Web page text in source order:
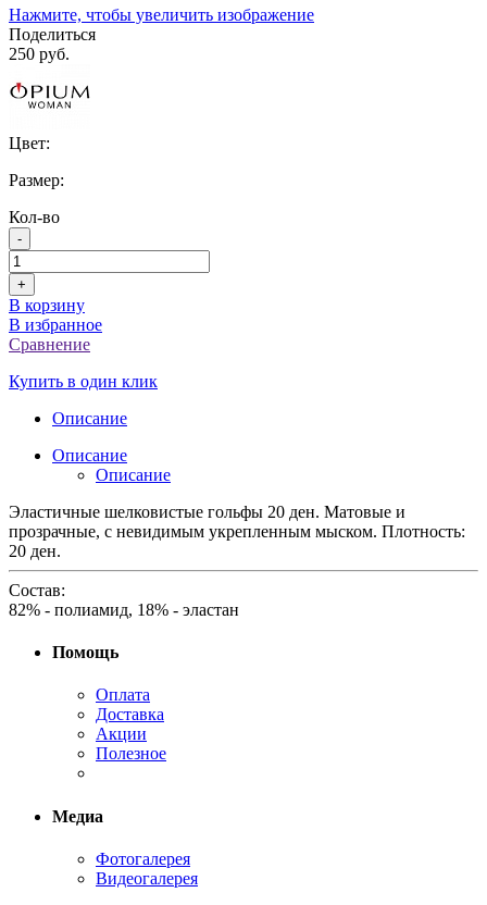
Нажмите, чтобы увеличить изображение
Поделиться
250 руб.
Цвет:
Размер:
Кол-во
-
+
В корзину
В избранное
Сравнение
Купить в один клик
Описание
Описание
Описание
Эластичные шелковистые гольфы 20 ден. Матовые и
прозрачные, с невидимым укрепленным мыском. Плотность:
20 ден.
Состав:
82% - полиамид, 18% - эластан
Помощь
Оплата
Доставка
Акции
Полезное
Медиа
Фотогалерея
Видеогалерея